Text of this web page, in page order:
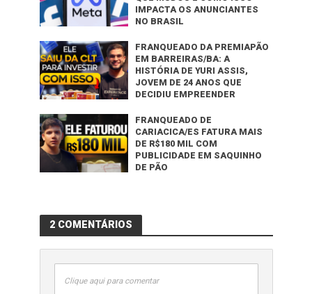
IMPACTA OS ANUNCIANTES
NO BRASIL
FRANQUEADO DA PREMIAPÃO
EM BARREIRAS/BA: A
HISTÓRIA DE YURI ASSIS,
JOVEM DE 24 ANOS QUE
DECIDIU EMPREENDER
FRANQUEADO DE
CARIACICA/ES FATURA MAIS
DE R$180 MIL COM
PUBLICIDADE EM SAQUINHO
DE PÃO
2 COMENTÁRIOS
Clique aqui para comentar